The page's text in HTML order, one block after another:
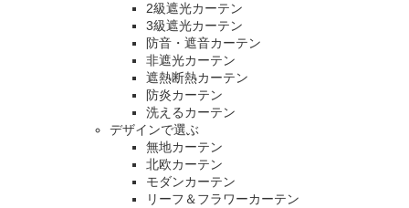
2級遮光カーテン
3級遮光カーテン
防音・遮音カーテン
非遮光カーテン
遮熱断熱カーテン
防炎カーテン
洗えるカーテン
デザインで選ぶ
無地カーテン
北欧カーテン
モダンカーテン
リーフ＆フラワーカーテン